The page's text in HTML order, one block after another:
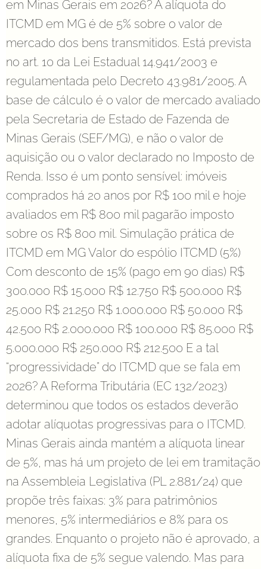
em Minas Gerais em 2026? A alíquota do
ITCMD em MG é de 5% sobre o valor de
mercado dos bens transmitidos. Está prevista
no art. 10 da Lei Estadual 14.941/2003 e
regulamentada pelo Decreto 43.981/2005. A
base de cálculo é o valor de mercado avaliado
pela Secretaria de Estado de Fazenda de
Minas Gerais (SEF/MG), e não o valor de
aquisição ou o valor declarado no Imposto de
Renda. Isso é um ponto sensível: imóveis
comprados há 20 anos por R$ 100 mil e hoje
avaliados em R$ 800 mil pagarão imposto
sobre os R$ 800 mil. Simulação prática de
ITCMD em MG Valor do espólio ITCMD (5%)
Com desconto de 15% (pago em 90 dias) R$
300.000 R$ 15.000 R$ 12.750 R$ 500.000 R$
25.000 R$ 21.250 R$ 1.000.000 R$ 50.000 R$
42.500 R$ 2.000.000 R$ 100.000 R$ 85.000 R$
5.000.000 R$ 250.000 R$ 212.500 E a tal
“progressividade” do ITCMD que se fala em
2026? A Reforma Tributária (EC 132/2023)
determinou que todos os estados deverão
adotar alíquotas progressivas para o ITCMD.
Minas Gerais ainda mantém a alíquota linear
de 5%, mas há um projeto de lei em tramitação
na Assembleia Legislativa (PL 2.881/24) que
propõe três faixas: 3% para patrimônios
menores, 5% intermediários e 8% para os
grandes. Enquanto o projeto não é aprovado, a
alíquota fixa de 5% segue valendo. Mas para